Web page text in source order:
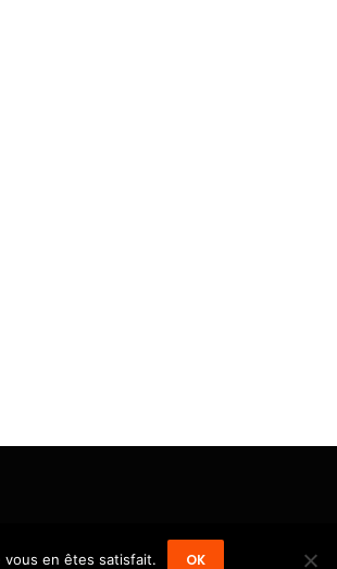
en êtes satisfait. OK